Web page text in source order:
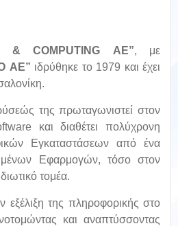
&COMPUTING ΑΕ”, με
AE” ιδρύθηκε το 1979 και έχει
της πρωταγωνιστεί στον
και διαθέτει πολύχρονη
Εγκαταστάσεων από ένα
Εφαρμογών, τόσο στον
τομέα.
εξέλιξη της πληροφορικής στο
και αναπτύσσοντας